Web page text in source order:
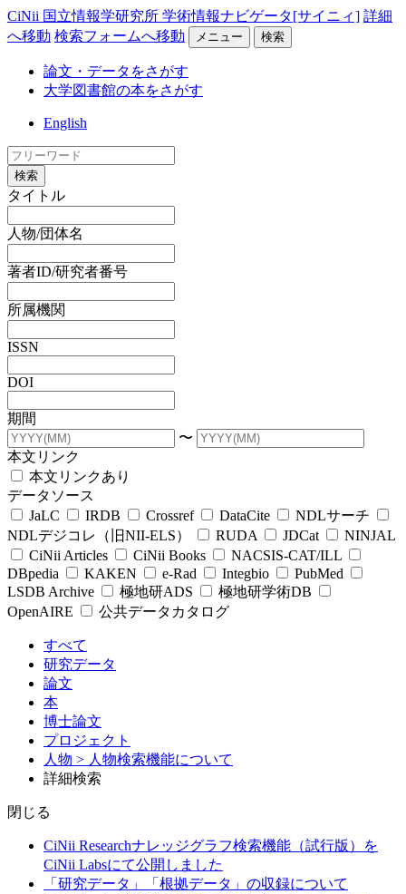
CiNii 国立情報学研究所 学術情報ナビゲータ[サイニィ] 詳細
へ移動 検索フォームへ移動 メニュー 検索
論文・データをさがす
大学図書館の本をさがす
English
検索
タイトル
人物/団体名
著者ID/研究者番号
所属機関
ISSN
DOI
期間
〜
本文リンク
本文リンクあり
データソース
JaLC
IRDB Crossref DataCite
NDLサーチ
NDLデジコレ（旧NII-ELS）
RUDA JDCat
NINJAL
CiNii Articles
CiNii Books
NACSIS-CAT/ILL
DBpedia
KAKEN e-Rad Integbio
PubMed
LSDB Archive
極地研ADS
極地研学術DB
OpenAIRE
公共データカタログ
すべて
研究データ
論文
本
博士論文
プロジェクト
人物 > 人物検索機能について
詳細検索
閉じる
CiNii Researchナレッジグラフ検索機能（試行版）を
CiNii Labsにて公開しました
「研究データ」「根拠データ」の収録について